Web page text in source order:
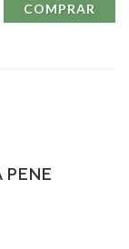
COMPRAR
PENE